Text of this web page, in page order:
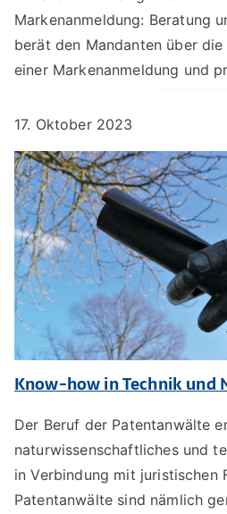
Markenanmeldung: Beratung
berät den Mandanten über
einer Markenanmeldung und
17. Oktober 2023
Know-how in Technik und
Der Beruf der Patentanwälte
naturwissenschaftliches und
in Verbindung mit juristischen
Patentanwälte sind nämlich